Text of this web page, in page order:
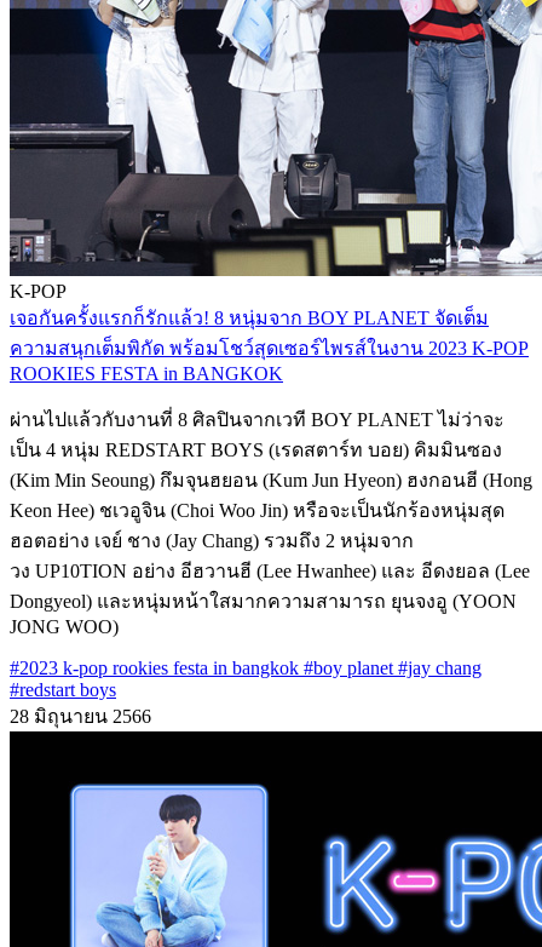
K-POP
เจอกันครั้งแรกก็รักแล้ว! 8 หนุ่มจาก BOY PLANET จัดเต็ม
ความสนุกเต็มพิกัด พร้อมโชว์สุดเซอร์ไพรส์ในงาน 2023 K-POP
ROOKIES FESTA in BANGKOK
ผ่านไปแล้วกับงานที่ 8 ศิลปินจากเวที BOY PLANET ไม่ว่าจะ
เป็น 4 หนุ่ม REDSTART BOYS (เรดสตาร์ท บอย) คิมมินซอง
(Kim Min Seoung) กึมจุนฮยอน (Kum Jun Hyeon) ฮงกอนฮี (Hong
Keon Hee) ชเวอูจิน (Choi Woo Jin) หรือจะเป็นนักร้องหนุ่มสุด
ฮอตอย่าง เจย์ ชาง (Jay Chang) รวมถึง 2 หนุ่มจาก
วง UP10TION อย่าง อีฮวานฮี (Lee Hwanhee) และ อีดงยอล (Lee
Dongyeol) และหนุ่มหน้าใสมากความสามารถ ยุนจงอู (YOON
JONG WOO)
#2023 k-pop rookies festa in bangkok #boy planet #jay chang
#redstart boys
28 มิถุนายน 2566